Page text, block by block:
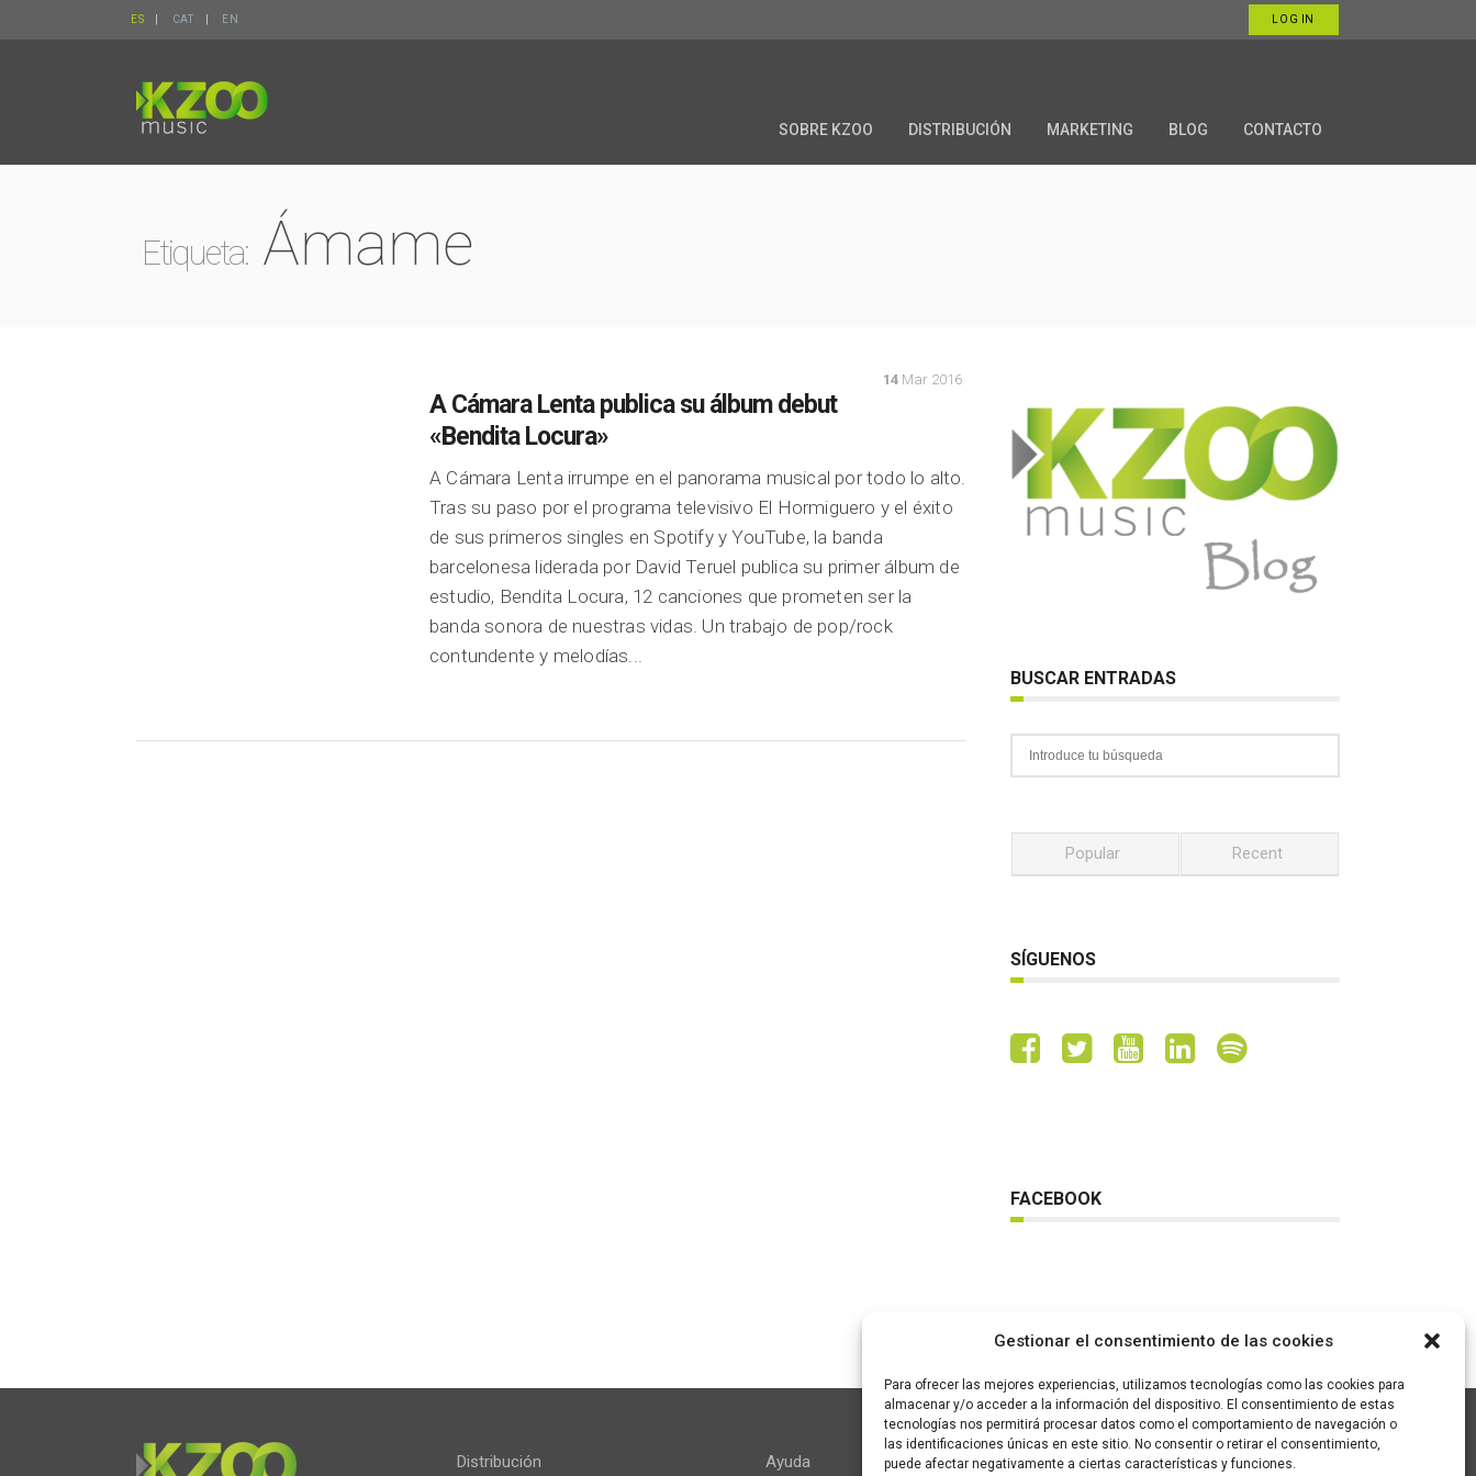
Gestionar el consentimiento de las cookies
Para ofrecer las mejores experiencias, utilizamos tecnologías como las cookies para
almacenar y/o acceder a la información del dispositivo. El consentimiento de estas
tecnologías nos permitirá procesar datos como el comportamiento de navegación o
las identificaciones únicas en este sitio. No consentir o retirar el consentimiento,
puede afectar negativamente a ciertas características y funciones.
ES CAT EN LOG IN
SOBRE KZOO DISTRIBUCIÓN MARKETING BLOG CONTACTO
Etiqueta: Ámame
14 Mar 2016
A Cámara Lenta publica su álbum debut
«Bendita Locura»
A Cámara Lenta irrumpe en el panorama musical por todo lo alto.
Tras su paso por el programa televisivo El Hormiguero y el éxito
de sus primeros singles en Spotify y YouTube, la banda
barcelonesa liderada por David Teruel publica su primer álbum de
estudio, Bendita Locura, 12 canciones que prometen ser la
banda sonora de nuestras vidas. Un trabajo de pop/rock
contundente y melodías...
BUSCAR ENTRADAS
Popular Recent
SÍGUENOS
FACEBOOK
Distribución Ayuda C/ Pallars 65, 2º 4ª